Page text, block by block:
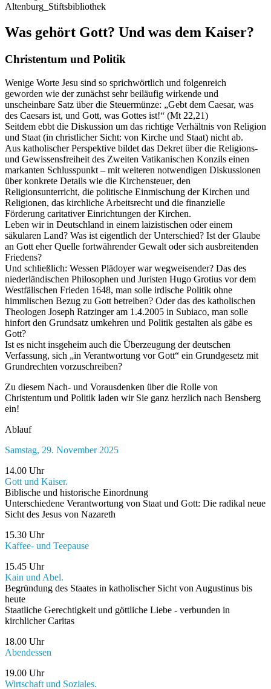
Altenburg_Stiftsbibliothek
Was gehört Gott? Und was dem Kaiser?
Christentum und Politik
Wenige Worte Jesu sind so sprichwörtlich und folgenreich
geworden wie der zunächst sehr beiläufig wirkende und
unscheinbare Satz über die Steuermünze: „Gebt dem Caesar, was
des Caesars ist, und Gott, was Gottes ist!“ (Mt 22,21)
Seitdem ebbt die Diskussion um das richtige Verhältnis von Religion
und Staat (in christlicher Sicht: von Kirche und Staat) nicht ab.
Aus katholischer Perspektive bildet das Dekret über die Religions-
und Gewissensfreiheit des Zweiten Vatikanischen Konzils einen
markanten Schlusspunkt – mit weiteren notwendigen Diskussionen
über konkrete Details wie die Kirchensteuer, den
Religionsunterricht, die politische Einmischung der Kirchen und
Religionen, das kirchliche Arbeitsrecht und die finanzielle
Förderung caritativer Einrichtungen der Kirchen.
Leben wir in Deutschland in einem laizistischen oder einem
säkularen Land? Was ist eigentlich der Unterschied? Ist der Glaube
an Gott eher Quelle fortwährender Gewalt oder sich ausbreitenden
Friedens?
Und schließlich: Wessen Plädoyer war wegweisender? Das des
niederländischen Philosophen und Juristen Hugo Grotius vor dem
Westfälischen Frieden 1648, man solle irdische Politik ohne
himmlischen Bezug zu Gott betreiben? Oder das des katholischen
Theologen Joseph Ratzinger am 1.4.2005 in Subiaco, man solle
hinfort den Grundsatz umkehren und Politik gestalten als gäbe es
Gott?
Ist es nicht insgeheim auch die Überzeugung der deutschen
Verfassung, sich „in Verantwortung vor Gott“ ein Grundgesetz mit
Grundrechten vorzuschreiben?
Zu diesem Nach- und Vorausdenken über die Rolle von
Christentum und Politik laden wir Sie ganz herzlich nach Bensberg
ein!
Ablauf
Samstag, 29. November 2025
14.00 Uhr
Gott und Kaiser.
Biblische und historische Einordnung
Unterschiedene Verantwortung von Staat und Gott: Die radikal neue
Sicht des Jesus von Nazareth
15.30 Uhr
Kaffee- und Teepause
15.45 Uhr
Kain und Abel.
Begründung des Staates in katholischer Sicht von Augustinus bis
heute
Staatliche Gerechtigkeit und göttliche Liebe - verbunden in
kirchlicher Caritas
18.00 Uhr
Abendessen
19.00 Uhr
Wirtschaft und Soziales.